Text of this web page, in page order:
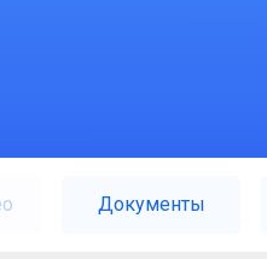
Документы